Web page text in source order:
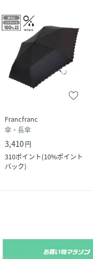
Francfranc
傘・長傘
3,410円
310ポイント(10%ポイント
バック)